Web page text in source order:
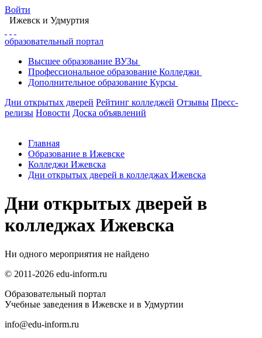
Войти
Ижевск и Удмуртия
образовательный портал
Высшее образование ВУЗы
Профессиональное образование Колледжи
Дополнительное образование Курсы
Дни открытых дверей Рейтинг колледжей Отзывы Пресс-
релизы Новости Доска объявлений
Главная
Образование в Ижевске
Колледжи Ижевска
Дни открытых дверей в колледжах Ижевска
Дни открытых дверей в
колледжах Ижевска
Ни одного мероприятия не найдено
© 2011-2026 edu-inform.ru
Образовательный портал
Учебные заведения в Ижевске и в Удмуртии
info@edu-inform.ru